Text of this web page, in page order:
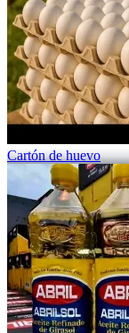
Cartón de huevo